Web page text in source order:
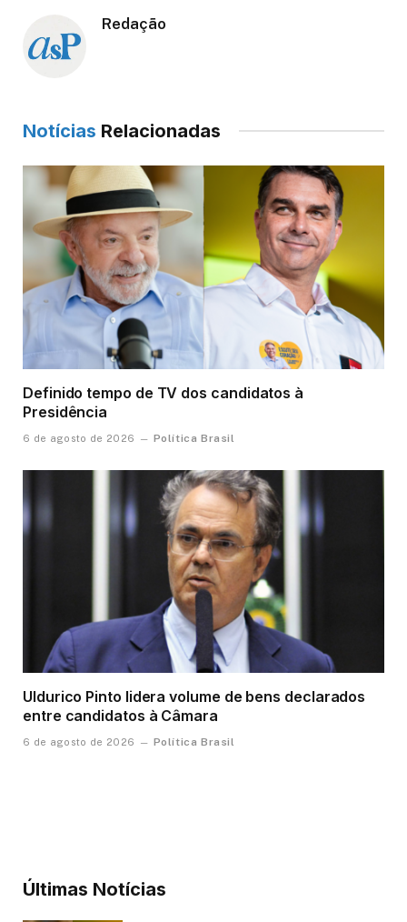
Redação
Notícias Relacionadas
Definido tempo de TV dos candidatos à
Presidência
6 de agosto de 2026 Política Brasil
Uldurico Pinto lidera volume de bens declarados
entre candidatos à Câmara
6 de agosto de 2026 Política Brasil
Últimas Notícias